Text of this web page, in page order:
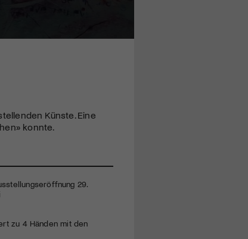
Künste. Eine
konnte.
29.
zu 4 Händen mit den